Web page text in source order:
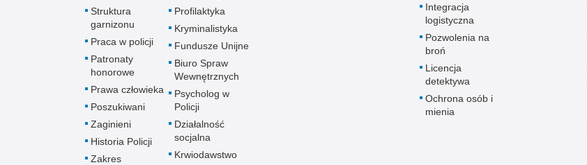
Struktura
garnizonu
Praca w policji
Patronaty
honorowe
Prawa człowieka
Poszukiwani
Zaginieni
Historia Policji
Zakres
Profilaktyka
Kryminalistyka
Fundusze Unijne
Biuro Spraw
Wewnętrznych
Psycholog w
Policji
Działalność
socjalna
Krwiodawstwo
Integracja
logistyczna
Pozwolenia na
broń
Licencja
detektywa
Ochrona osób i
mienia